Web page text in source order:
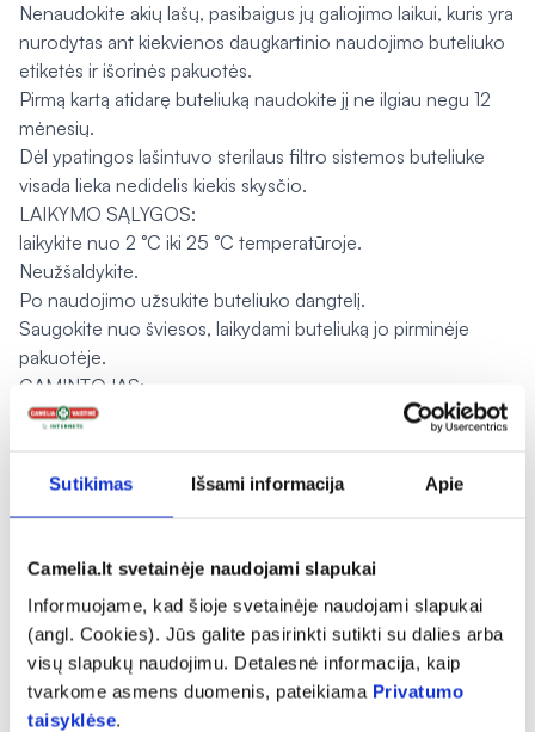
Sutikimas Išsami informacija Apie
Camelia.lt svetainėje naudojami slapukai
Informuojame, kad šioje svetainėje naudojami slapukai
(angl. Cookies). Jūs galite pasirinkti sutikti su dalies arba
visų slapukų naudojimu. Detalesnė informacija, kaip
tvarkome asmens duomenis, pateikiama Privatumo
taisyklėse.
Nenaudokite akių lašų, pasibaigus jų galiojimo laikui, kuris yra
nurodytas ant kiekvienos daugkartinio naudojimo buteliuko
etiketės ir išorinės pakuotės.
Pirmą kartą atidarę buteliuką naudokite jį ne ilgiau negu 12
mėnesių.
Dėl ypatingos lašintuvo sterilaus filtro sistemos buteliuke
visada lieka nedidelis kiekis skysčio.
LAIKYMO SĄLYGOS:
laikykite nuo 2 °C iki 25 °C temperatūroje.
Neužšaldykite.
Po naudojimo užsukite buteliuko dangtelį.
Saugokite nuo šviesos, laikydami buteliuką jo pirminėje
pakuotėje.
GAMINTOJAS:
„Penta Arzneimittel" GmbH, Werksstrasse 3, 92551 Štulnas,
Charakteristika
Sudedamosios dalys